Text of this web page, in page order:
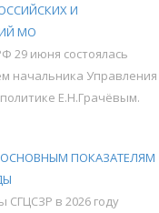
И
МО
29 июня состоялась
начальника Управления
Е.Н.Грачёвым.
ПОКАЗАТЕЛЯМ
СГЦСЗР в 2026 году